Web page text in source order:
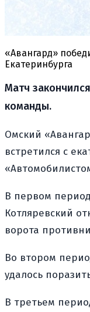
«Авангард»
Екатеринбурга
Матч
команды.
Омский
встретился с
В первом
Котляревский
ворота
Во втором
удалось
В третьем